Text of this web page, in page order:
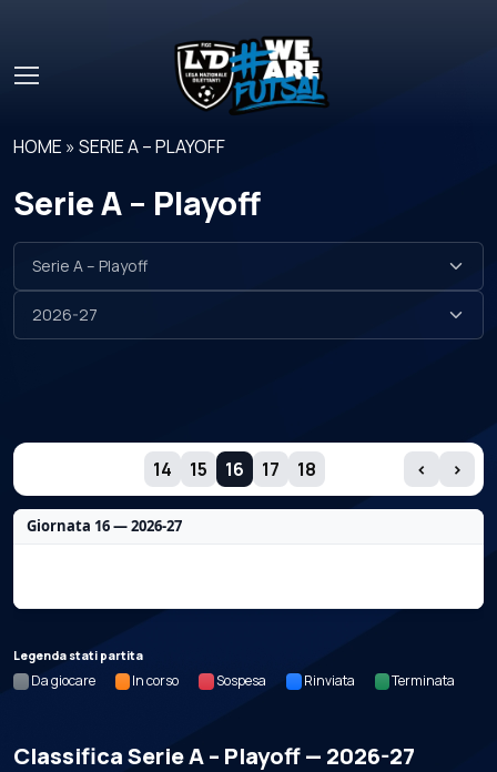
HOME »SERIE A – PLAYOFF
Serie A – Playoff
14 15 16 17 18 ‹ ›
Giornata 16 — 2026-27
Legenda stati partita
Da giocare In corso Sospesa Rinviata Terminata
Classifica Serie A – Playoff — 2026-27